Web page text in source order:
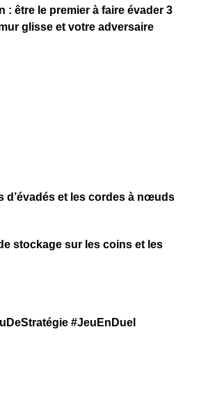
: être le premier à faire évader 3
glisse et votre adversaire
d’évadés et les cordes à nœuds
stockage sur les coins et les
#JeuEnDuel